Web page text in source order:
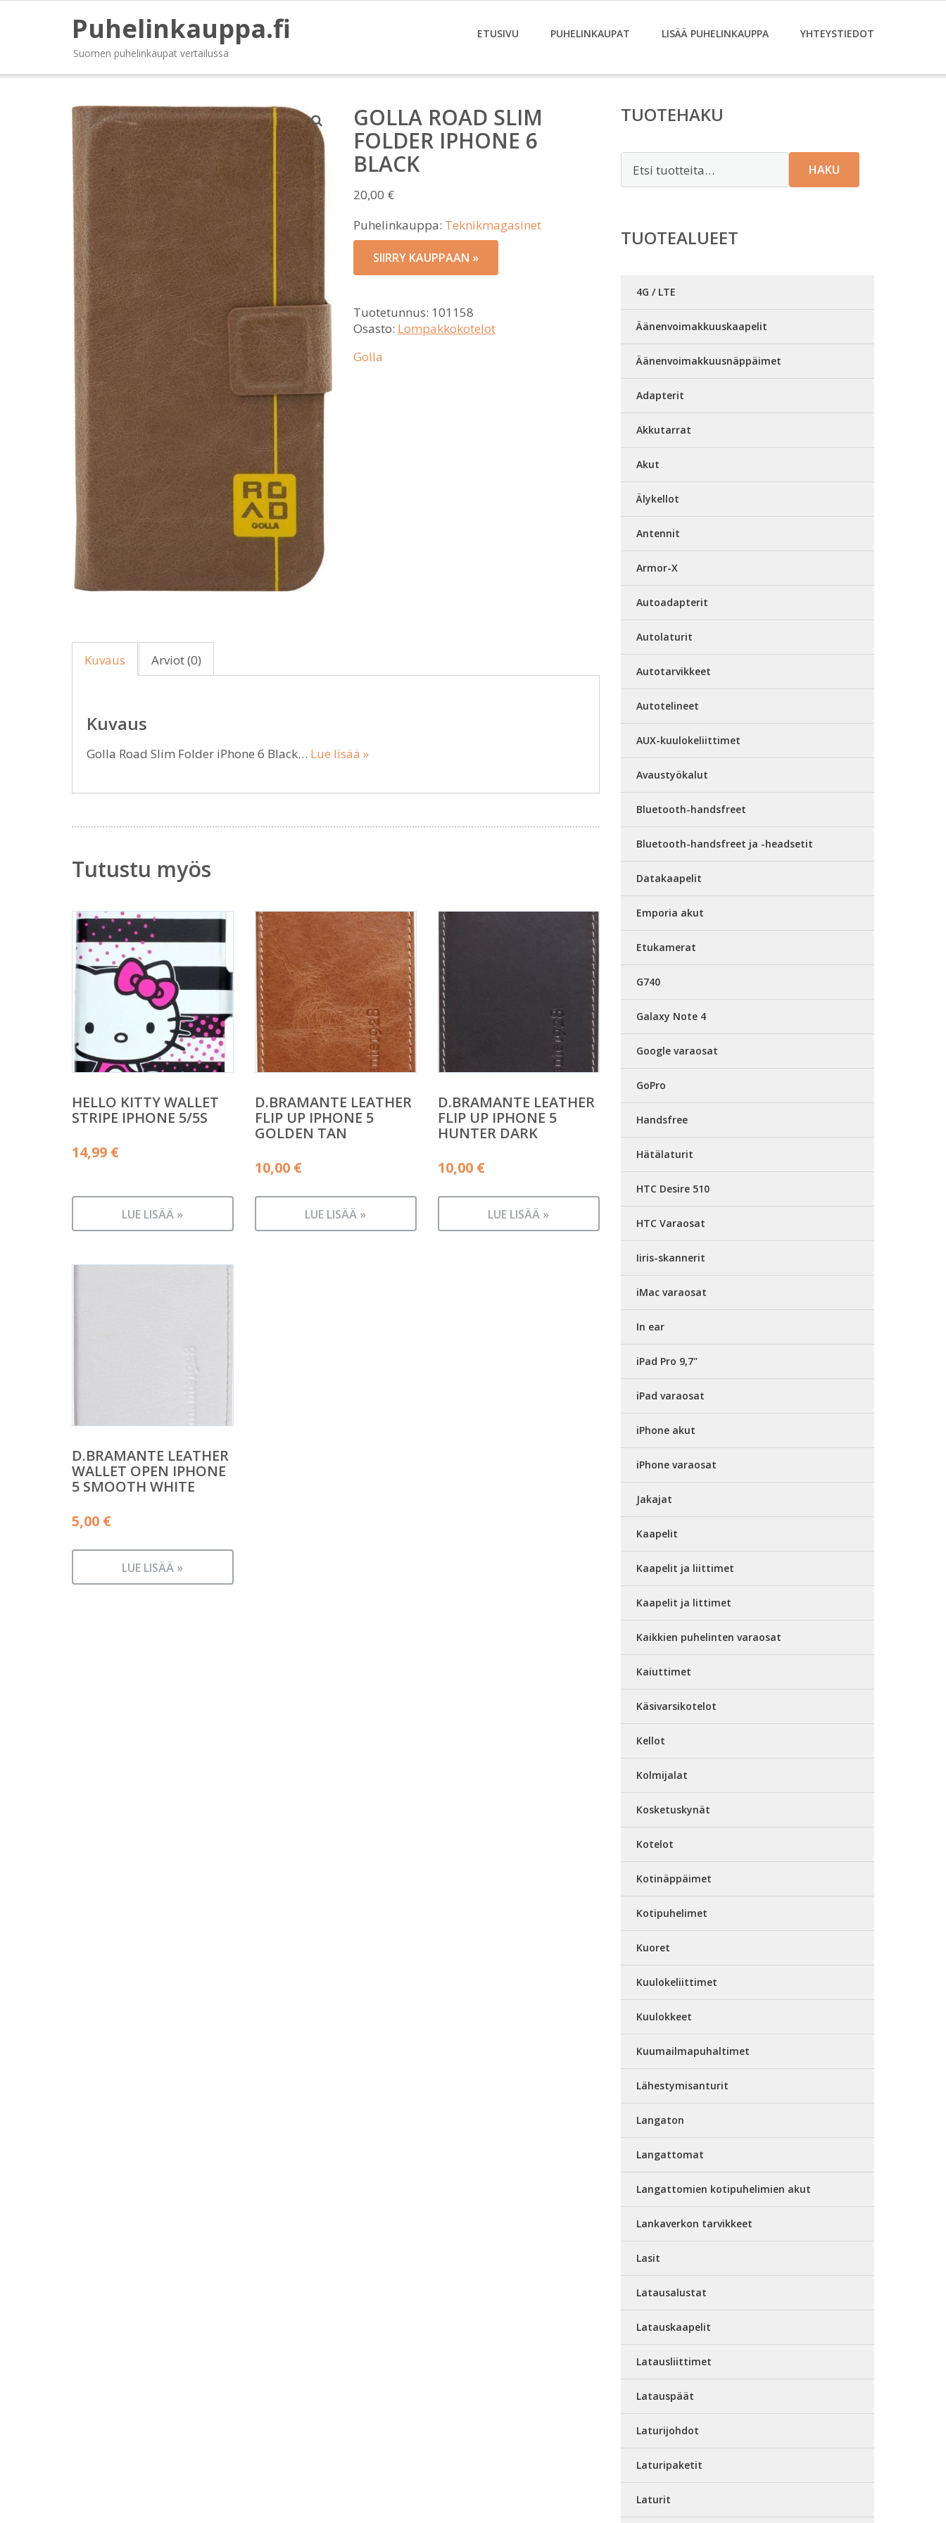
Puhelinkauppa.fi
Suomen puhelinkaupat vertailussa
ETUSIVU PUHELINKAUPAT LISÄÄ PUHELINKAUPPA YHTEYSTIEDOT
GOLLA ROAD SLIM
FOLDER IPHONE 6
BLACK
20,00 €
Puhelinkauppa: Teknikmagasinet
SIIRRY KAUPPAAN »
Tuotetunnus: 101158
Osasto: Lompakkokotelot
Golla
Kuvaus Arviot (0)
Kuvaus
Golla Road Slim Folder iPhone 6 Black… Lue lisää »
Tutustu myös
HELLO KITTY WALLET
STRIPE IPHONE 5/5S
14,99 €
LUE LISÄÄ »
D.BRAMANTE LEATHER
FLIP UP IPHONE 5
GOLDEN TAN
10,00 €
LUE LISÄÄ »
D.BRAMANTE LEATHER
FLIP UP IPHONE 5
HUNTER DARK
10,00 €
LUE LISÄÄ »
D.BRAMANTE LEATHER
WALLET OPEN IPHONE
5 SMOOTH WHITE
5,00 €
LUE LISÄÄ »
TUOTEHAKU
HAKU
TUOTEALUEET
4G / LTE
Äänenvoimakkuuskaapelit
Äänenvoimakkuusnäppäimet
Adapterit
Akkutarrat
Akut
Älykellot
Antennit
Armor-X
Autoadapterit
Autolaturit
Autotarvikkeet
Autotelineet
AUX-kuulokeliittimet
Avaustyökalut
Bluetooth-handsfreet
Bluetooth-handsfreet ja -headsetit
Datakaapelit
Emporia akut
Etukamerat
G740
Galaxy Note 4
Google varaosat
GoPro
Handsfree
Hätälaturit
HTC Desire 510
HTC Varaosat
Iiris-skannerit
iMac varaosat
In ear
iPad Pro 9,7"
iPad varaosat
iPhone akut
iPhone varaosat
Jakajat
Kaapelit
Kaapelit ja liittimet
Kaapelit ja littimet
Kaikkien puhelinten varaosat
Kaiuttimet
Käsivarsikotelot
Kellot
Kolmijalat
Kosketuskynät
Kotelot
Kotinäppäimet
Kotipuhelimet
Kuoret
Kuulokeliittimet
Kuulokkeet
Kuumailmapuhaltimet
Lähestymisanturit
Langaton
Langattomat
Langattomien kotipuhelimien akut
Lankaverkon tarvikkeet
Lasit
Latausalustat
Latauskaapelit
Latausliittimet
Latauspäät
Laturijohdot
Laturipaketit
Laturit